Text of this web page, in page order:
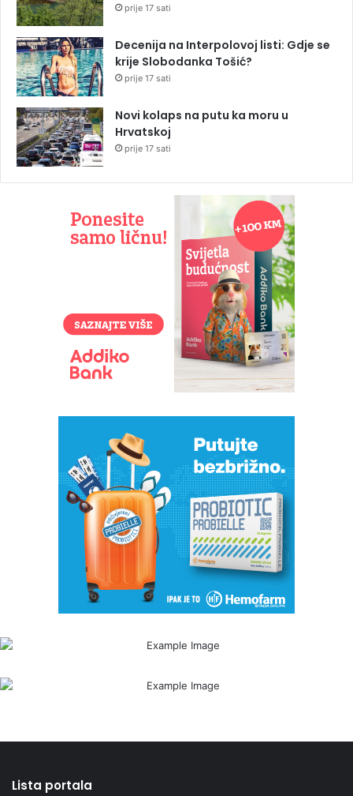
prije 17 sati
Decenija na Interpolovoj listi: Gdje se
krije Slobodanka Tošić?
prije 17 sati
Novi kolaps na putu ka moru u
Hrvatskoj
prije 17 sati
Lista portala